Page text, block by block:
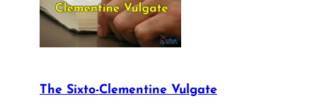
The Sixto-Clementine Vulgate